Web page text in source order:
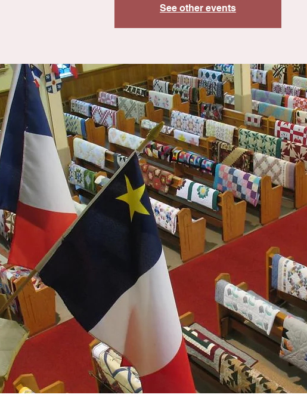
See other events